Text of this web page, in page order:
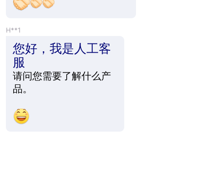
H**1
您好，我是人工客
服
请问您需要了解什么产
品。